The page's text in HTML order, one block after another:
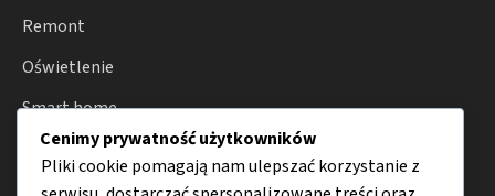
Remont
Oświetlenie
Smart home
Porady
Cenimy prywatność użytkowników
Pliki cookie pomagają nam ulepszać korzystanie z